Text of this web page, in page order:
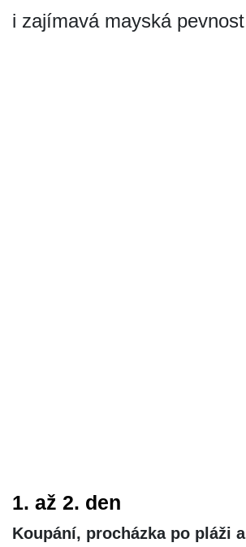
i zajímavá mayská
1. až 2. den
Koupání, procházka po pláži